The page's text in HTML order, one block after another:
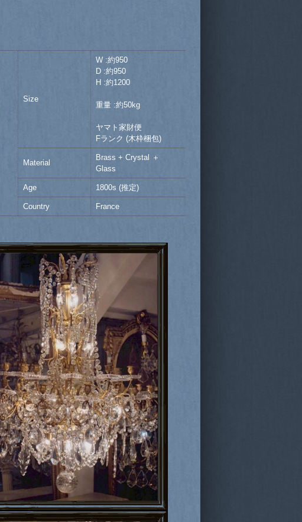
Size
W :約950
D :約950
H :約1200
重量 :約50kg
ヤマト家財便
Fランク (木枠梱包)
Material
Brass + Crystal ＋
Glass
Age 1800s (推定)
Country France